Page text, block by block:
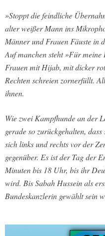
»Stoppt die feindliche
alter weißer Mann ins
Männer und Frauen Fäuste in
Auf manchen steht »Für
Frauen mit Hijab, mit dicker
Rechten schreien zornerfüllt.
ihnen.
Wie zwei Kampfhunde an der
gerade so zurückgehalten,
sich links und rechts vor der
gegenüber. Es ist der Tag der
Minuten bis 18 Uhr, bis ihr
wird. Bis Sabah Hussein als
Bundeskanzlerin gewählt sein